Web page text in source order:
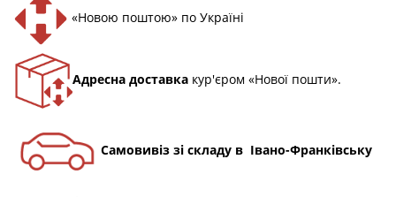
«Новою поштою» по Україні
Адресна доставка кур'єром «Нової пошти».
Самовивіз зі складу в Івано-Франківську